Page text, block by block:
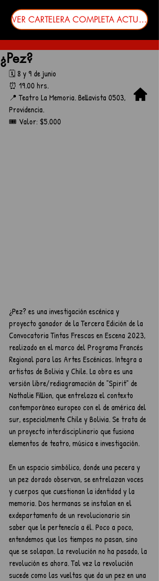
VER CARTELERA COMPLETA ACTUALIZADA
¿Pez?
🗓️ 8 y 9 de junio
⏰ 19.00 hrs.
📍 Teatro La Memoria. Bellavista 0503,
Providencia.
🎟️ Valor: $5.000
¿Pez? es una investigación escénica y
proyecto ganador de la Tercera Edición de la
Convocatoria Tintas Frescas en Escena 2023,
realizado en el marco del Programa Francés
Regional para las Artes Escénicas. Integra a
artistas de Bolivia y Chile. La obra es una
versión libre/rediagramación de "Spirit" de
Nathalie Fillion, que entrelaza el contexto
contemporáneo europeo con el de américa del
sur, especialmente Chile y Bolivia. Se trata de
un proyecto interdisciplinario que fusiona
elementos de teatro, música e investigación.
En un espacio simbólico, donde una pecera y
un pez dorado observan, se entrelazan voces
y cuerpos que cuestionan la identidad y la
memoria. Dos hermanas se instalan en el
exdepartamento de un revolucionario sin
saber que le pertenecía a él. Poco a poco,
entendemos que los tiempos no pasan, sino
que se solapan. La revolución no ha pasado, la
revolución es ahora. Tal vez la revolución
sucede como las vueltas que da un pez en una